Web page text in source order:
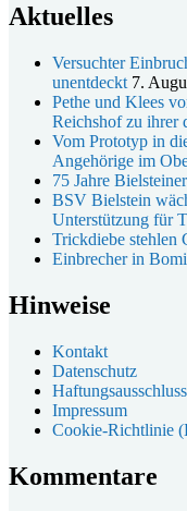
Aktuelles
Versuchter
unentdeckt 7.
Pethe und Klees
Reichshof zu ihrer
Vom Prototyp in
Angehörige im
75 Jahre
BSV Bielstein
Unterstützung für
Trickdiebe stehlen
Einbrecher in
Hinweise
Kontakt
Datenschutz
Haftungsausschluss
Impressum
Cookie-Richtlinie
Kommentare